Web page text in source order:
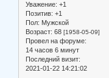
Уважение: +1
Позитив: +1
Пол: Мужской
Возраст: 68 [1958-05-09]
Провел на форуме:
14 часов 6 минут
Последний визит:
2021-01-22 14:21:02